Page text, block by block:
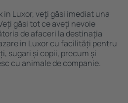
in Luxor, veţi găsi imediat una
găsi tot ce aveți nevoie
de afaceri la destinația
in Luxor cu facilități pentru
sugari și copii, precum și
cu animale de companie.